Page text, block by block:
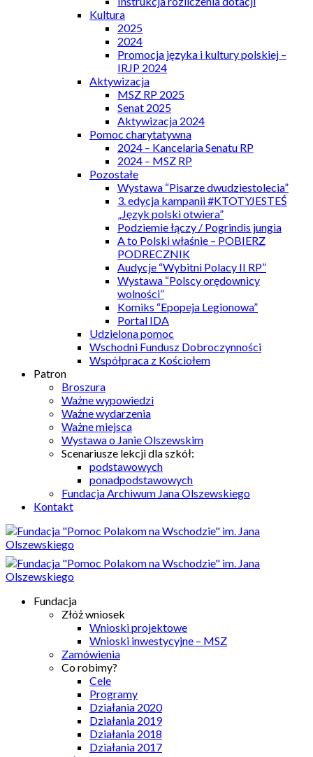
Kultura
2025
2024
Promocja języka i kultury polskiej –
IRJP 2024
Aktywizacja
MSZ RP 2025
Senat 2025
Aktywizacja 2024
Pomoc charytatywna
2024 – Kancelaria Senatu RP
2024 – MSZ RP
Pozostałe
Wystawa “Pisarze dwudziestolecia”
3. edycja kampanii #KTOTYJESTEŚ
„Język polski otwiera”
Podziemie łączy / Pogrindis jungia
A to Polski właśnie – POBIERZ
PODRECZNIK
Audycje “Wybitni Polacy II RP”
Wystawa “Polscy orędownicy
wolności”
Komiks “Epopeja Legionowa”
Portal IDA
Udzielona pomoc
Wschodni Fundusz Dobroczynności
Współpraca z Kościołem
Patron
Broszura
Ważne wypowiedzi
Ważne wydarzenia
Ważne miejsca
Wystawa o Janie Olszewskim
Scenariusze lekcji dla szkół:
podstawowych
ponadpodstawowych
Fundacja Archiwum Jana Olszewskiego
Kontakt
Fundacja
Złóż wniosek
Wnioski projektowe
Wnioski inwestycyjne – MSZ
Zamówienia
Co robimy?
Cele
Programy
Działania 2020
Działania 2019
Działania 2018
Działania 2017